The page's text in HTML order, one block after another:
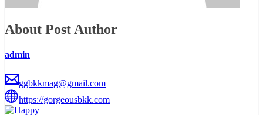
About Post Author
admin
ggbkkmag@gmail.com
https://gorgeousbkk.com